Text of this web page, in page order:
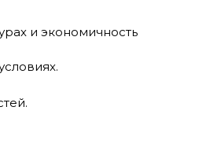
и экономичность